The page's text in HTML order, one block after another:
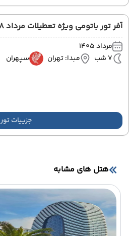
آفر تور باتومی ویژه تعطیلات مرداد 8 روزه
مرداد 1405
7 شب
مبدا: تهران سپهران
جزییات تور
هتل های مشابه